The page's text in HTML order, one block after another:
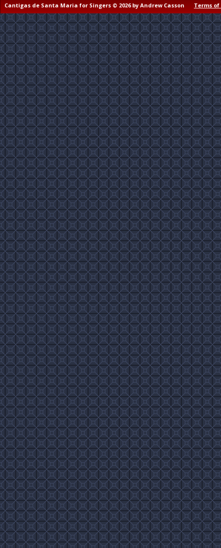
Cantigas de Santa Maria for Singers © 2026 by Andrew Casson Terms of